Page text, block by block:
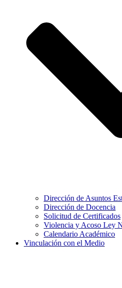
Dirección de Asuntos
Dirección de Docencia
Solicitud de Certificados
Violencia y Acoso Ley
Calendario Académico
Vinculación con el Medio